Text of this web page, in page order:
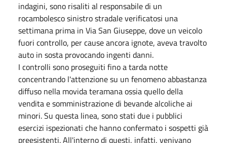
indagini, sono risaliti al responsabile di un
rocambolesco sinistro stradale verificatosi una
settimana prima in Via San Giuseppe, dove un veicolo
fuori controllo, per cause ancora ignote, aveva travolto
auto in sosta provocando ingenti danni.
I controlli sono proseguiti fino a tarda notte
concentrando l'attenzione su un fenomeno abbastanza
diffuso nella movida teramana ossia quello della
vendita e somministrazione di bevande alcoliche ai
minori. Su questa linea, sono stati due i pubblici
esercizi ispezionati che hanno confermato i sospetti già
preesistenti. All'interno di questi, infatti, venivano